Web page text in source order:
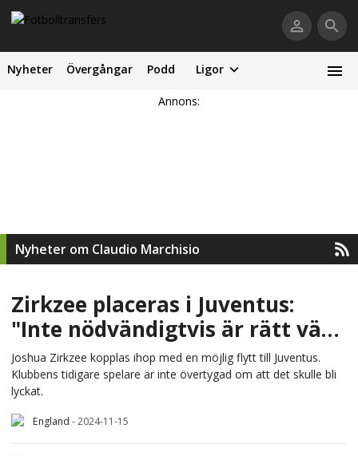
Nyheter Övergångar Podd Ligor
Annons:
Nyheter om Claudio Marchisio
Zirkzee placeras i Juventus:
"Inte nödvändigtvis är rätt väg
att gå"
Joshua Zirkzee kopplas ihop med en möjlig flytt till Juventus.
Klubbens tidigare spelare är inte övertygad om att det skulle bli
lyckat.
England -2024-11-15